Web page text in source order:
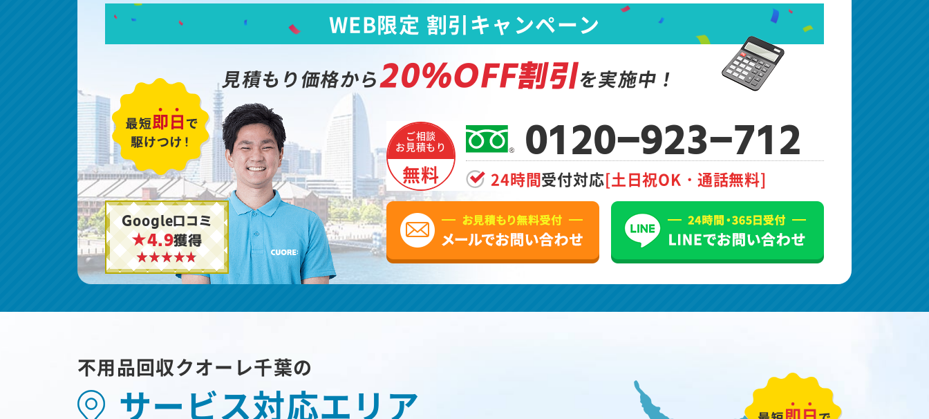
Google口コミ
★4.9獲得
WEB限定 割引キャンペーン
見積もり価格から20%OFF割引を実施中！
ご相談
お見積もり
無料
0120-923-712
24時間受付対応[土日祝OK・通話無料]
不用品回収クオーレ千葉の
サービス対応エリア